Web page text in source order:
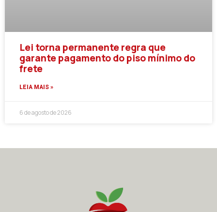
Lei torna permanente regra que
garante pagamento do piso mínimo do
frete
LEIA MAIS »
6 de agosto de 2026